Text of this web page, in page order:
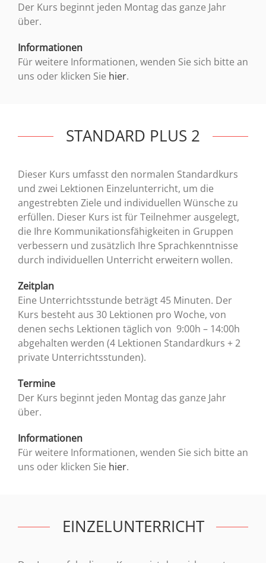
Der Kurs beginnt jeden Montag das ganze Jahr
über.
Informationen
Für weitere Informationen, wenden Sie sich bitte an
uns oder klicken Sie hier.
STANDARD PLUS 2
Dieser Kurs umfasst den normalen Standardkurs
und zwei Lektionen Einzelunterricht, um die
angestrebten Ziele und individuellen Wünsche zu
erfüllen. Dieser Kurs ist für Teilnehmer ausgelegt,
die Ihre Kommunikationsfähigkeiten in Gruppen
verbessern und zusätzlich Ihre Sprachkenntnisse
durch individuellen Unterricht erweitern wollen.
Zeitplan
Eine Unterrichtsstunde beträgt 45 Minuten. Der
Kurs besteht aus 30 Lektionen pro Woche, von
denen sechs Lektionen täglich von 9:00h – 14:00h
abgehalten werden (4 Lektionen Standardkurs + 2
private Unterrichtsstunden).
Termine
Der Kurs beginnt jeden Montag das ganze Jahr
über.
Informationen
Für weitere Informationen, wenden Sie sich bitte an
uns oder klicken Sie hier.
EINZELUNTERRICHT